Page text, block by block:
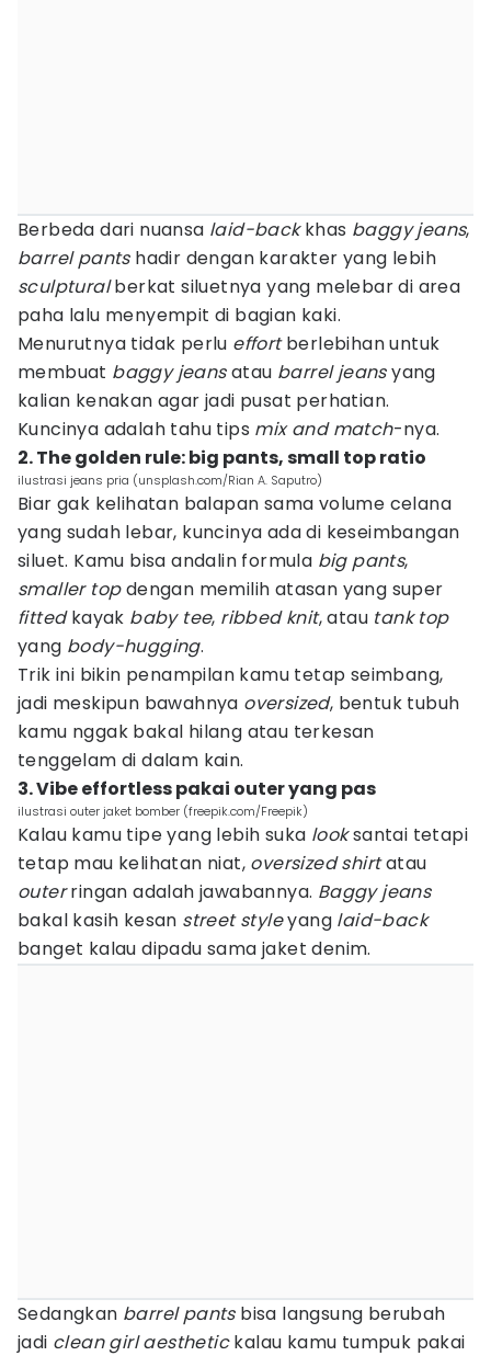
Berbeda dari nuansa laid-backkhas baggy jeans,
barrel pantshadir dengan karakter yang lebih
sculpturalberkat siluetnya yang melebar di area
paha lalu menyempit di bagian kaki.
Menurutnya tidak perlu effortberlebihan untuk
membuat baggy jeansatau barrel jeansyang
kalian kenakan agar jadi pusat perhatian.
Kuncinya adalah tahu tips mix and match-nya.
2. The golden rule: big pants, small top ratio
ilustrasi jeans pria (unsplash.com/Rian A. Saputro)
Biar gak kelihatan balapan sama volume celana
yang sudah lebar, kuncinya ada di keseimbangan
siluet. Kamu bisa andalin formula big pants,
smaller topdengan memilih atasan yang super
fittedkayak baby tee, ribbed knit, atau tank top
yang body-hugging.
Trik ini bikin penampilan kamu tetap seimbang,
jadi meskipun bawahnya oversized, bentuk tubuh
kamu nggak bakal hilang atau terkesan
tenggelam di dalam kain.
3. Vibe effortless pakai outer yang pas
ilustrasi outer jaket bomber (freepik.com/Freepik)
Kalau kamu tipe yang lebih suka looksantai tetapi
tetap mau kelihatan niat, oversized shirtatau
outerringan adalah jawabannya. Baggy jeans
bakal kasih kesan street styleyang laid-back
banget kalau dipadu sama jaket denim.
Sedangkan barrel pantsbisa langsung berubah
jadi clean girl aesthetickalau kamu tumpuk pakai